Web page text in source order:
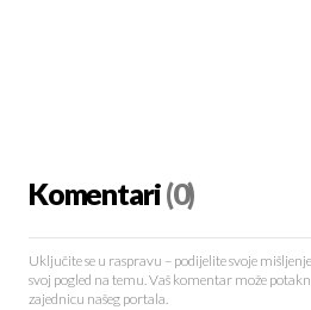
Komentari(0)
Uključite se u raspravu – podijelite svoje
svoj pogled na temu. Vaš komentar može
zajednicu našeg portala.